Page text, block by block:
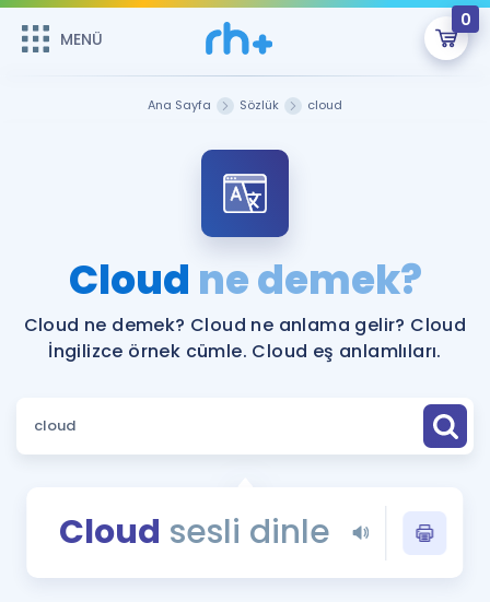
MENÜ
0
ÜYE DEĞİLİM
Sepetin Şu An Boş.
Remzi Hoca ile seni sınava hazırlayacak onlarca eğitim seni
bekliyor!
MENÜ
Faydalı Araçlar
Sözlük
Ana Sayfa Sözlük cloud
Cloud ne demek?
Cloud ne demek? Cloud ne anlama gelir? Cloud
İngilizce örnek cümle. Cloud eş anlamlıları.
Cloud sesli dinle